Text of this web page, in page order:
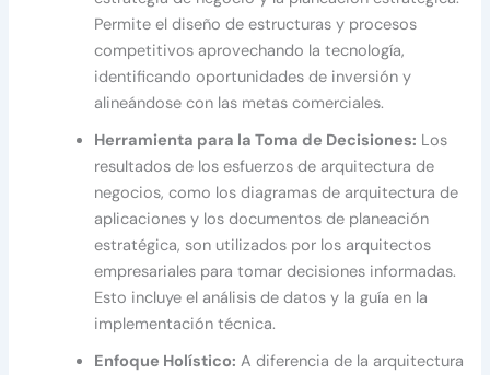
Permite el diseño de estructuras y procesos
competitivos aprovechando la tecnología,
identificando oportunidades de inversión y
alineándose con las metas comerciales.
Herramienta para la Toma de Decisiones: Los
resultados de los esfuerzos de arquitectura de
negocios, como los diagramas de arquitectura de
aplicaciones y los documentos de planeación
estratégica, son utilizados por los arquitectos
empresariales para tomar decisiones informadas.
Esto incluye el análisis de datos y la guía en la
implementación técnica.
Enfoque Holístico: A diferencia de la arquitectura